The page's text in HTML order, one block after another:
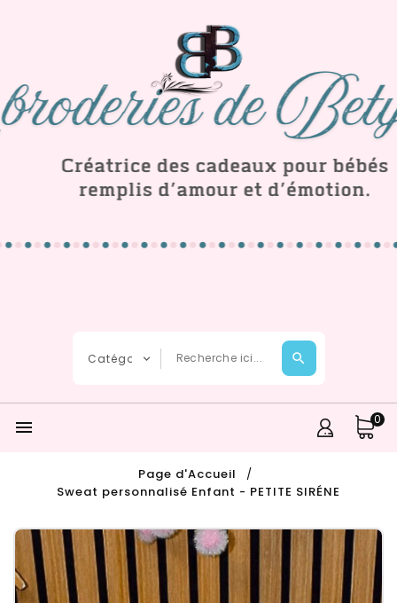
 0
Page d'Accueil
Sweat personnalisé Enfant - PETITE SIRÉNE